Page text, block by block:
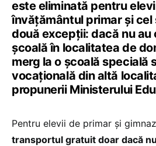
este eliminată pentru
învățământul primar și cel
două excepții: dacă nu au
școală în localitatea de
merg la o școală specială
vocațională din altă
propunerii Ministerului
Pentru elevii de primar și
transportul gratuit doar dacă